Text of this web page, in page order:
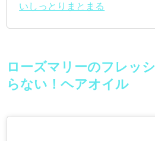
いしっとりまとまる
ローズマリーのフレッ
らない！ヘアオイル